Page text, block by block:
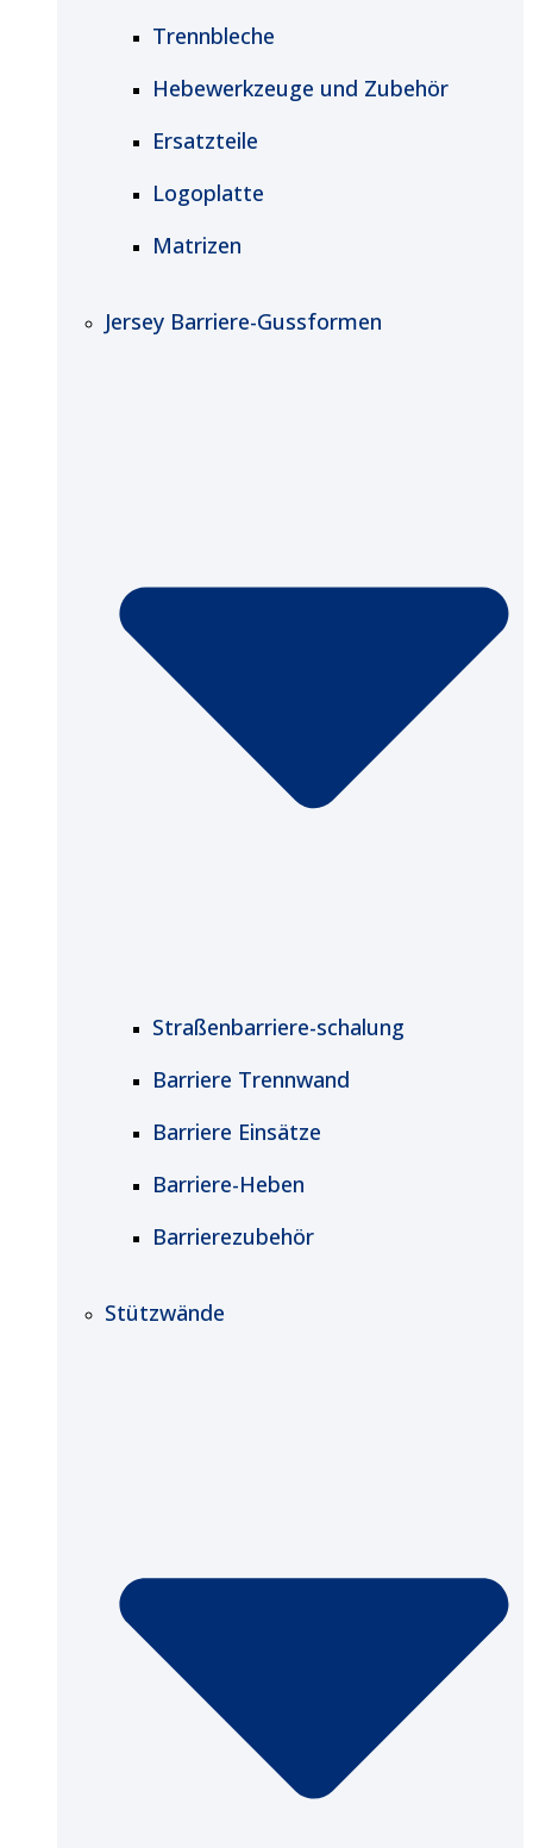
Trennbleche
Hebewerkzeuge und Zubehör
Ersatzteile
Logoplatte
Matrizen
Jersey Barriere-Gussformen
Straßenbarriere-schalung
Barriere Trennwand
Barriere Einsätze
Barriere-Heben
Barrierezubehör
Stützwände